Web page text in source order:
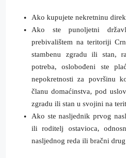
Ako kupujete nekretninu
Ako ste punoljetni
prebivalištem na teritoriji
stambenu zgradu ili stan,
potreba, oslobođeni ste
nepokretnosti za površinu
članu domaćinstva, pod
zgradu ili stan u svojini na
Ako ste nasljednik prvog
ili roditelj ostavioca,
nasljednog reda ili bračni